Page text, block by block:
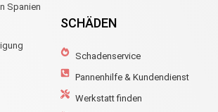
Spanien
SCHÄDEN
Schadenservice
Pannenhilfe & Kundendienst
Werkstatt finden